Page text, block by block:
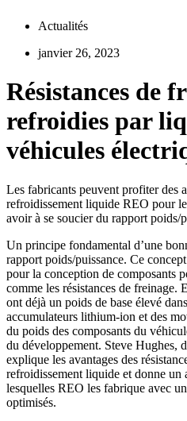
Actualités
janvier 26, 2023
Résistances de
refroidies par
véhicules
Les fabricants peuvent profiter des
refroidissement liquide REO pour
avoir à se soucier du rapport poids/
Un principe fondamental d’une
rapport poids/puissance. Ce
pour la conception de composants
comme les résistances de freinage.
ont déjà un poids de base élevé
accumulateurs lithium-ion et des
du poids des composants du
du développement. Steve Hughes,
explique les avantages des
refroidissement liquide et donne un
lesquelles REO les fabrique avec
optimisés.